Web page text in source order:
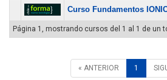
Curso Fundamentos
Página 1, mostrando cursos del 1 al 1 de un
« ANTERIOR 1